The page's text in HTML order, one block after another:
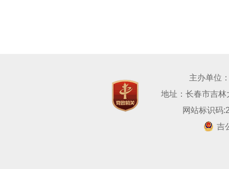
主办单位
地址：长春市吉
网站标识码
吉